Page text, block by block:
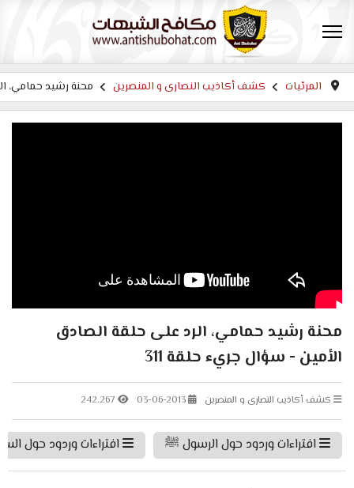
المرئيات كشف أكاذيب النصارى و المنصرين محنة رشيد حمامي،
محنة رشيد حمامي، الرد على حلقة الصادق
الأمين - سؤال جريء حلقة 311
كشف أكاذيب النصارى و المنصرين 03-06-2013
242.267
افتراءات وردود حول الرسول ﷺ افتراءات وردود حول